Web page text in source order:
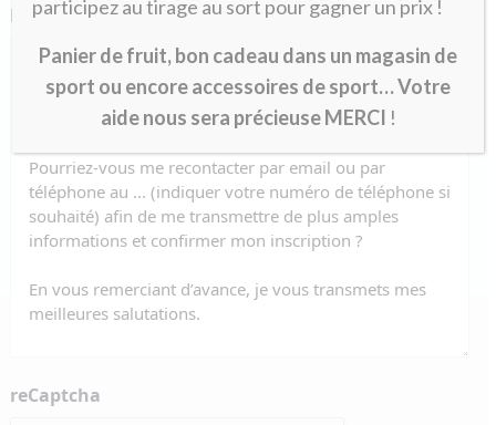
Message*
reCaptcha
participez au tirage au sort pour gagner un prix !
Panier de fruit, bon cadeau dans un magasin de
sport ou encore accessoires de sport… Votre
aide nous sera précieuse MERCI !